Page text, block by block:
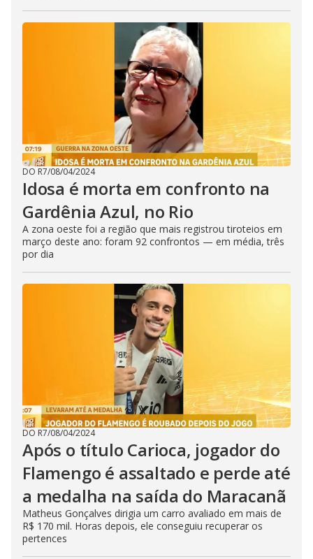
DO R7/08/04/2024
Idosa é morta em confronto na
Gardênia Azul, no Rio
A zona oeste foi a região que mais registrou tiroteios em
março deste ano: foram 92 confrontos — em média, três
por dia
DO R7/08/04/2024
Após o título Carioca, jogador do
Flamengo é assaltado e perde até
a medalha na saída do Maracanã
Matheus Gonçalves dirigia um carro avaliado em mais de
R$ 170 mil. Horas depois, ele conseguiu recuperar os
pertences